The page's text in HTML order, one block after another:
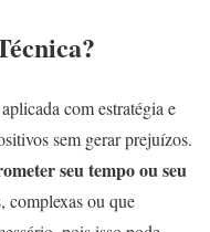
com estratégia e
sem gerar prejuízos.
seu tempo ou seu
complexas ou que